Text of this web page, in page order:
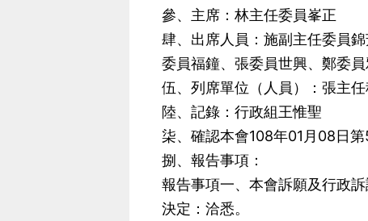
參、主席：林主任委員峯正
肆、出席人員：施副主任委員
委員福鐘、張委員世興、鄭委
伍、列席單位（人員）：張主
陸、記錄：行政組王惟聖
柒、確認本會108年01月08日第
捌、報告事項：
報告事項一、本會訴願及行政訴
決定：洽悉。